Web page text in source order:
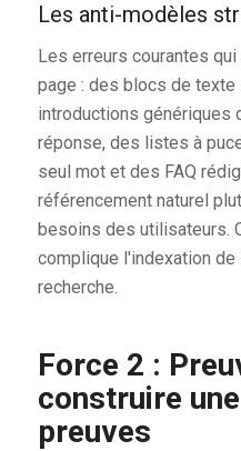
Les anti-modèles
Les erreurs courantes
page : des blocs de
introductions génériques
réponse, des listes à
seul mot et des FAQ
référencement naturel
besoins des utilisateurs.
complique l'indexation
recherche.
Force 2 :
construire
preuves